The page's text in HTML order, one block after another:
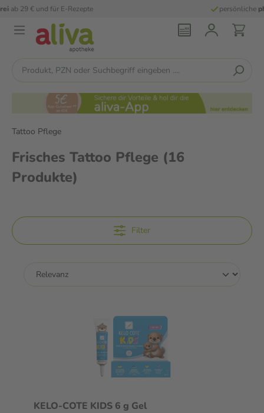
persönliche
Tattoo Pflege
Frisches Tattoo Pflege (16
Produkte)
Filter
KELO-COTE KIDS 6 g Gel